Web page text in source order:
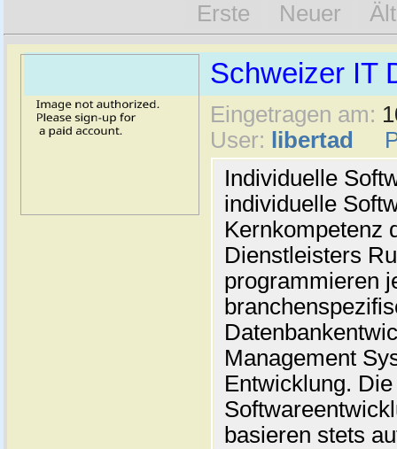
Erste Neuer
Schweizer IT
Eingetragen am:
User:
libertad
Individuelle
individuelle
Kernkompetenz
Dienstleisters
programmieren
Management
Entwicklung.
basieren stets